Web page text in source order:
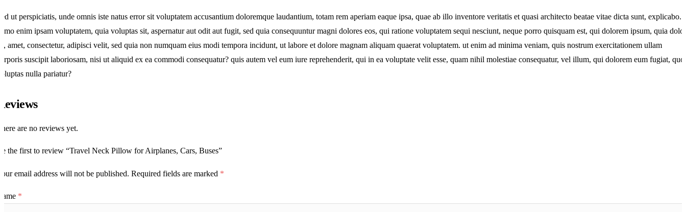
ut perspiciatis, unde omnis iste natus error sit voluptatem accusantium doloremque laudantium, totam rem aperiam eaque ipsa, quae ab illo inventore veritatis et quasi architecto beatae vitae dicta sunt, explicabo.
enim ipsam voluptatem, quia voluptas sit, aspernatur aut odit aut fugit, sed quia consequuntur magni dolores eos, qui ratione voluptatem sequi nesciunt, neque porro quisquam est, qui dolorem ipsum, quia dolor
amet, consectetur, adipisci velit, sed quia non numquam eius modi tempora incidunt, ut labore et dolore magnam aliquam quaerat voluptatem. ut enim ad minima veniam, quis nostrum exercitationem ullam
suscipit laboriosam, nisi ut aliquid ex ea commodi consequatur? quis autem vel eum iure reprehenderit, qui in ea voluptate velit esse, quam nihil molestiae consequatur, vel illum, qui dolorem eum fugiat, quo
nulla pariatur?
are no reviews yet.
the first to review “Travel Neck Pillow for Airplanes, Cars, Buses”
email address will not be published. Required fields are marked *
*